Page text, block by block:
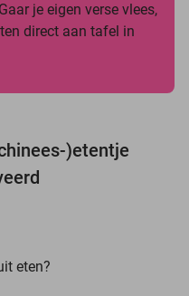
Gaar je eigen verse vlees,
direct aan tafel in
)etentje
eten?